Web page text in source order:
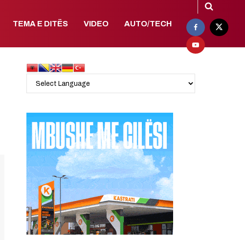
TEMA E DITËS VIDEO AUTO/TECH